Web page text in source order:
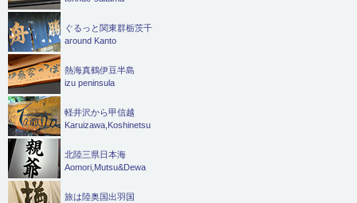
ぐるっと関東群栃茨千
around Kanto
熱海真鶴伊豆半島
izu peninsula
軽井沢から甲信越
Karuizawa,Koshinetsu
北陸三県日本海
Aomori,Mutsu&Dewa
旅は陸奥国出羽国